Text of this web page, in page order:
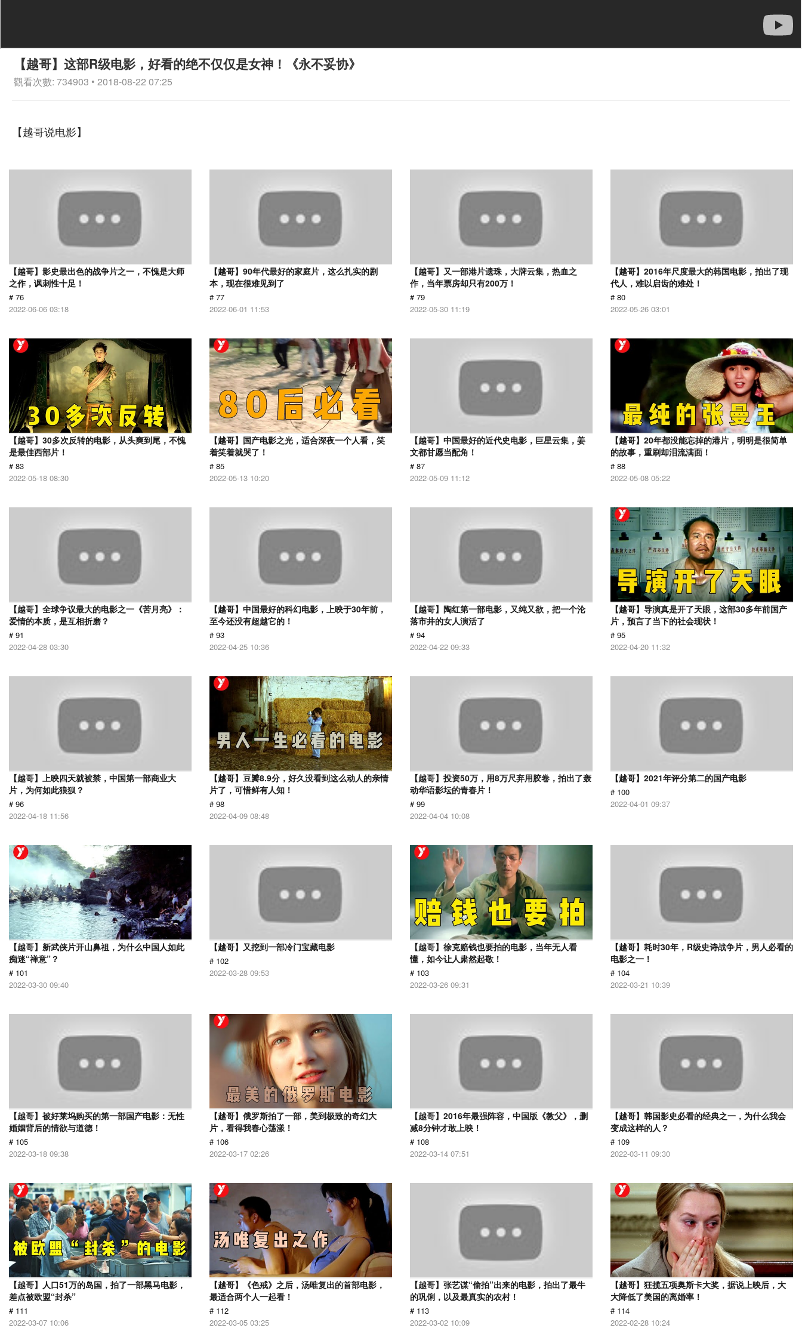
【越哥】这部R级电影，好看的绝不仅仅是女神！《永不妥协》
觀看次數: 734903 • 2018-08-22 07:25
【越哥说电影】
【越哥】影史最出色的战争片之一，不愧是大师
之作，讽刺性十足！
# 76
2022-06-06 03:18
【越哥】90年代最好的家庭片，这么扎实的剧
本，现在很难见到了
# 77
2022-06-01 11:53
【越哥】又一部港片遗珠，大牌云集，热血之
作，当年票房却只有200万！
# 79
2022-05-30 11:19
【越哥】2016年尺度最大的韩国电影，拍出了现
代人，难以启齿的难处！
# 80
2022-05-26 03:01
【越哥】30多次反转的电影，从头爽到尾，不愧
是最佳西部片！
# 83
2022-05-18 08:30
【越哥】国产电影之光，适合深夜一个人看，笑
着笑着就哭了！
# 85
2022-05-13 10:20
【越哥】中国最好的近代史电影，巨星云集，姜
文都甘愿当配角！
# 87
2022-05-09 11:12
【越哥】20年都没能忘掉的港片，明明是很简单
的故事，重刷却泪流满面！
# 88
2022-05-08 05:22
【越哥】全球争议最大的电影之一《苦月亮》：
爱情的本质，是互相折磨？
# 91
2022-04-28 03:30
【越哥】中国最好的科幻电影，上映于30年前，
至今还没有超越它的！
# 93
2022-04-25 10:36
【越哥】陶红第一部电影，又纯又欲，把一个沦
落市井的女人演活了
# 94
2022-04-22 09:33
【越哥】导演真是开了天眼，这部30多年前国产
片，预言了当下的社会现状！
# 95
2022-04-20 11:32
【越哥】上映四天就被禁，中国第一部商业大
片，为何如此狼狈？
# 96
2022-04-18 11:56
【越哥】豆瓣8.9分，好久没看到这么动人的亲情
片了，可惜鲜有人知！
# 98
2022-04-09 08:48
【越哥】投资50万，用8万尺弃用胶卷，拍出了轰
动华语影坛的青春片！
# 99
2022-04-04 10:08
【越哥】2021年评分第二的国产电影
# 100
2022-04-01 09:37
【越哥】新武侠片开山鼻祖，为什么中国人如此
痴迷“禅意”？
# 101
2022-03-30 09:40
【越哥】又挖到一部冷门宝藏电影
# 102
2022-03-28 09:53
【越哥】徐克赔钱也要拍的电影，当年无人看
懂，如今让人肃然起敬！
# 103
2022-03-26 09:31
【越哥】耗时30年，R级史诗战争片，男人必看的
电影之一！
# 104
2022-03-21 10:39
【越哥】被好莱坞购买的第一部国产电影：无性
婚姻背后的情欲与道德！
# 105
2022-03-18 09:38
【越哥】俄罗斯拍了一部，美到极致的奇幻大
片，看得我春心荡漾！
# 106
2022-03-17 02:26
【越哥】2016年最强阵容，中国版《教父》，删
减8分钟才敢上映！
# 108
2022-03-14 07:51
【越哥】韩国影史必看的经典之一，为什么我会
变成这样的人？
# 109
2022-03-11 09:30
【越哥】人口51万的岛国，拍了一部黑马电影，
差点被欧盟“封杀”
# 111
2022-03-07 10:06
【越哥】《色戒》之后，汤唯复出的首部电影，
最适合两个人一起看！
# 112
2022-03-05 03:25
【越哥】张艺谋“偷拍”出来的电影，拍出了最牛
的巩俐，以及最真实的农村！
# 113
2022-03-02 10:09
【越哥】狂揽五项奥斯卡大奖，据说上映后，大
大降低了美国的离婚率！
# 114
2022-02-28 10:24